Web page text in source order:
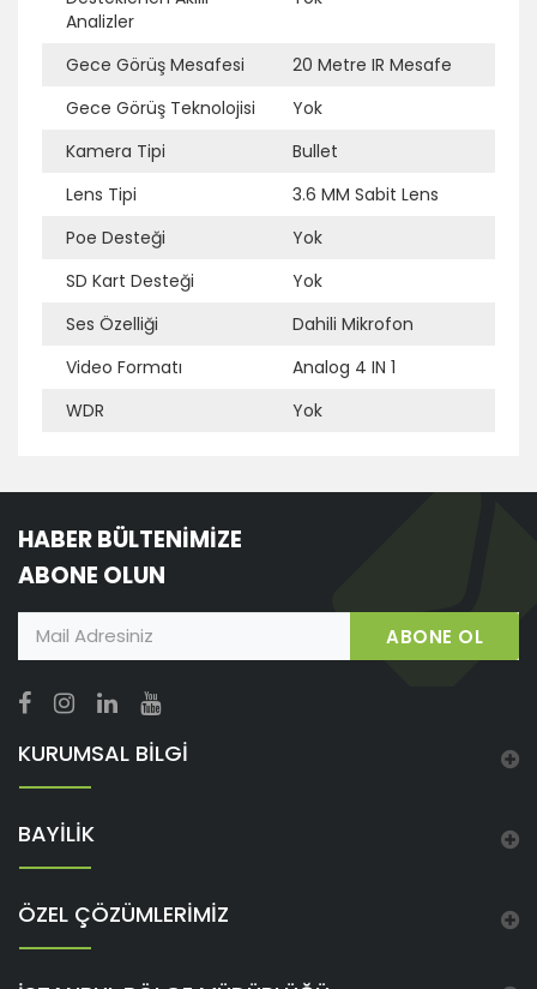
Analizler
Gece Görüş Mesafesi
20 Metre IR Mesafe
Gece Görüş Teknolojisi
Yok
Kamera Tipi
Bullet
Lens Tipi
3.6 MM Sabit Lens
Poe Desteği
Yok
SD Kart Desteği
Yok
Ses Özelliği
Dahili Mikrofon
Video Formatı
Analog 4 IN 1
WDR
Yok
HABER BÜLTENİMİZE
ABONE OLUN
ABONE OL
KURUMSAL BİLGİ
BAYİLİK
ÖZEL ÇÖZÜMLERİMİZ